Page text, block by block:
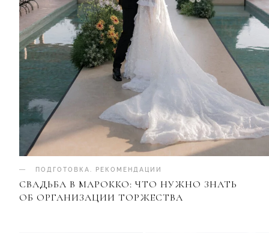
ПОДГОТОВКА. РЕКОМЕНДАЦИИ
СВАДЬБА В МАРОККО: ЧТО НУЖНО ЗНАТЬ
ОБ ОРГАНИЗАЦИИ ТОРЖЕСТВА